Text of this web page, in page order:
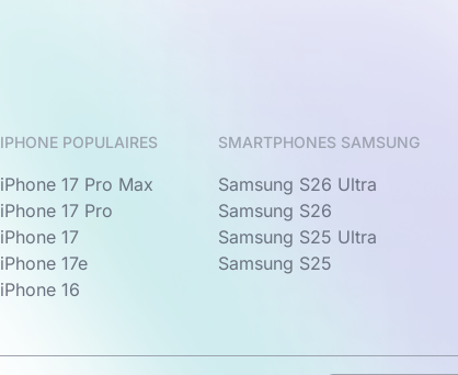
IPHONE POPULAIRES
iPhone 17 Pro Max
iPhone 17 Pro
iPhone 17
iPhone 17e
iPhone 16
SMARTPHONES SAMSUNG
Samsung S26 Ultra
Samsung S26
Samsung S25 Ultra
Samsung S25